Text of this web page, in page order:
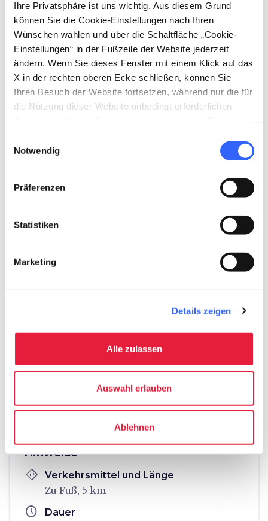
Ihre Privatsphäre ist uns wichtig. Aus diesem Grund
können Sie die Cookie-Einstellungen nach Ihren
Wünschen wählen und über die Schaltfläche „Cookie-
Einstellungen“ in der Fußzeile der Website jederzeit
ändern. Wenn Sie dieses Fenster mit einem Klick auf das
X in der rechten oberen Ecke schließen, können Sie
Ihren Besuch der Website fortsetzen, während nur die für
die Nutzung dieser Website unbedingt erforderlichen
Zustimmung.
Notwendig
Präferenzen
Statistiken
Marketing
Details zeigen
Alle zulassen
Auswahl erlauben
Ablehnen
Monte
map Auf der Karte zeigen
„Though the grey shadows of the night Lie yet on
der Nacht Florenz noch wie ein Leichentuch
Arnoufer
fullscreen Auf der Karte erkunden
Hinweise
directions Verkehrsmittel und Länge
Zu Fuß, 5 km
schedule Dauer